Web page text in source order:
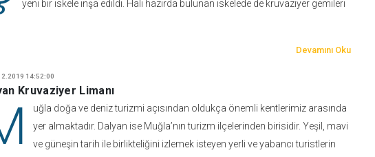
yeni bir iskele inşa edildi. Hali hazırda bulunan iskelede de kruvaziyer gemileri
Devamını Oku
14:52:00
Kruvaziyer Limanı
uğla doğa ve deniz turizmi açısından oldukça önemli kentlerimiz arasında
yer almaktadır. Dalyan ise Muğla’nın turizm ilçelerinden birisidir. Yeşil, mavi
ve güneşin tarih ile birlikteliğini izlemek isteyen yerli ve yabancı turistlerin